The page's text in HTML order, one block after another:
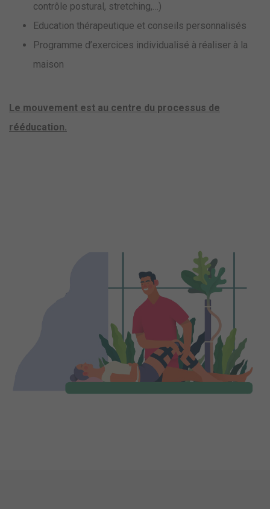
contrôle postural, stretching,…)
Education thérapeutique et conseils personnalisés
Programme d’exercices individualisé à réaliser à la
maison
Le mouvement est au centre du processus de
rééducation.